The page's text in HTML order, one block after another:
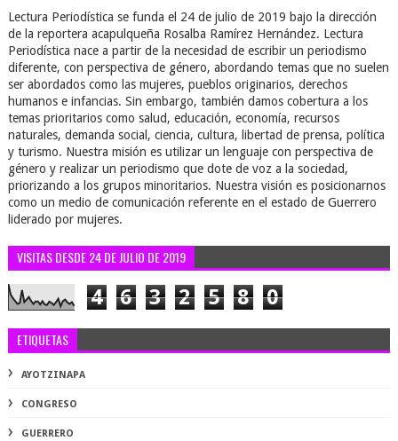
Lectura Periodística se funda el 24 de julio de 2019 bajo la dirección
de la reportera acapulqueña Rosalba Ramírez Hernández. Lectura
Periodística nace a partir de la necesidad de escribir un periodismo
diferente, con perspectiva de género, abordando temas que no suelen
ser abordados como las mujeres, pueblos originarios, derechos
humanos e infancias. Sin embargo, también damos cobertura a los
temas prioritarios como salud, educación, economía, recursos
naturales, demanda social, ciencia, cultura, libertad de prensa, política
y turismo. Nuestra misión es utilizar un lenguaje con perspectiva de
género y realizar un periodismo que dote de voz a la sociedad,
priorizando a los grupos minoritarios. Nuestra visión es posicionarnos
como un medio de comunicación referente en el estado de Guerrero
liderado por mujeres.
VISITAS DESDE 24 DE JULIO DE 2019
4 6 3 2 5 8 0
ETIQUETAS
AYOTZINAPA
CONGRESO
GUERRERO